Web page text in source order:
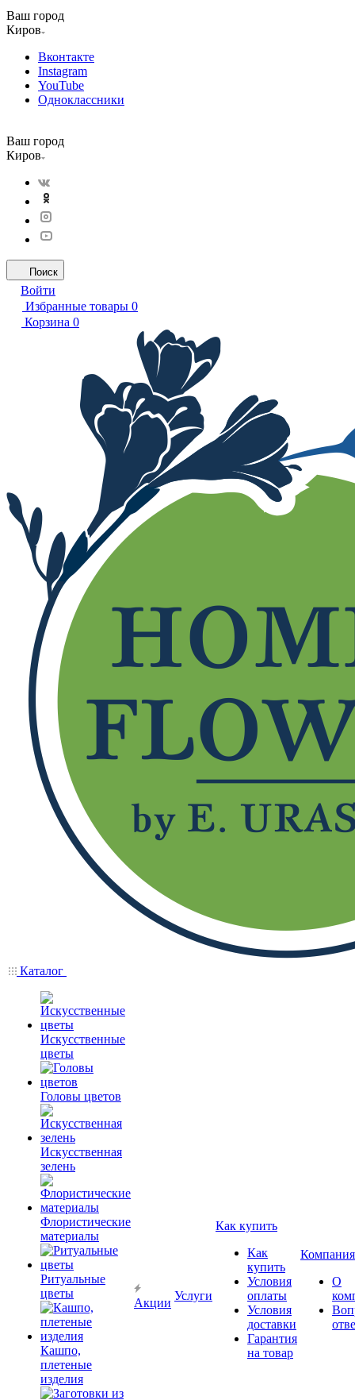
Ваш город
Киров
Вконтакте
Instagram
YouTube
Одноклассники
Ваш город
Киров
Поиск
Войти
Избранные товары 0
Корзина 0
Каталог
Искусственные
цветы
Головы цветов
Искусственная
зелень
Флористические
материалы
Ритуальные
цветы
Кашпо,
плетеные
изделия
Акции
Услуги
Как купить
Как
купить
Условия
оплаты
Условия
доставки
Гарантия
на товар
Компания
О